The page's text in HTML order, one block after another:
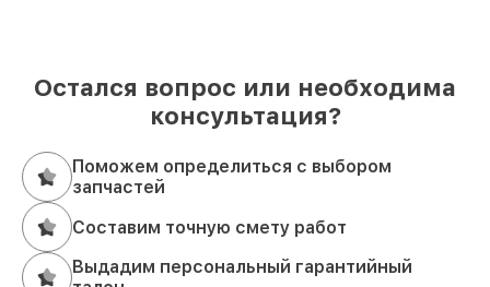
Остался вопрос или необходима
консультация?
Поможем определиться с выбором
запчастей
Составим точную смету работ
Выдадим персональный гарантийный